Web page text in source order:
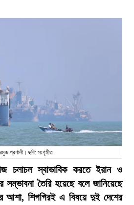
প্রণালী। ছবি: সংগৃহীত
চলাচল স্বাভাবিক করতে ইরান ও
তৈরি হয়েছে বলে জানিয়েছে
আশা, শিগগিরই এ বিষয়ে দুই দেশের